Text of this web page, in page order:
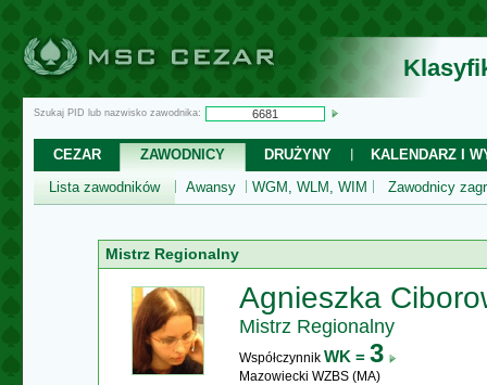
Szukaj PID lub nazwisko zawodnika:
CEZAR ZAWODNICY DRUŻYNY
KALENDARZ I
Lista zawodników
Awansy WGM, WLM, WIM Zawodnicy
Mistrz Regionalny
Agnieszka
Mistrz Regionalny
Współczynnik WK = 3
Mazowiecki WZBS (MA)